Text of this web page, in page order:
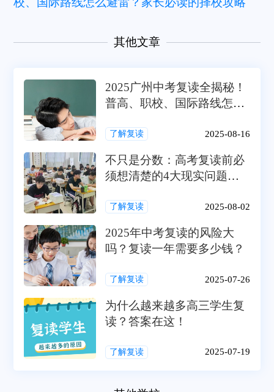
其他文章
2025广州中考复读全揭秘！
普高、职校、国际路线怎么
了解复读 2025-08-16
不只是分数：高考复读前必
须想清楚的4大现实问题
压）
了解复读 2025-08-02
2025年中考复读的风险大
吗？复读一年需要多少钱？
了解复读 2025-07-26
为什么越来越多高三学生复
读？答案在这！
了解复读 2025-07-19